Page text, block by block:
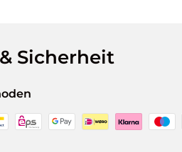
Sicherheit